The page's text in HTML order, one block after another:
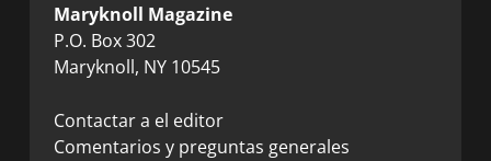
Maryknoll Magazine
P.O. Box 302
Maryknoll, NY 10545
Contactar a el editor
Comentarios y preguntas generales